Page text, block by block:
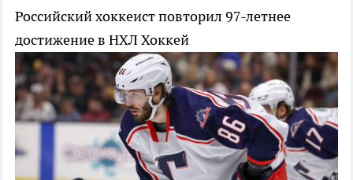
Российский хоккеист повторил 97-летнее
достижение в НХЛХоккей